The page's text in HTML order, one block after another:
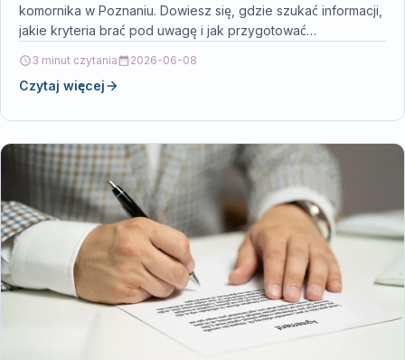
komornika w Poznaniu. Dowiesz się, gdzie szukać informacji,
jakie kryteria brać pod uwagę i jak przygotować…
3 minut czytania 2026-06-08
Czytaj więcej